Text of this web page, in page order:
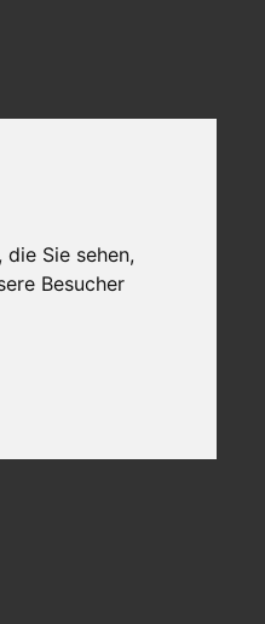
Sie sehen,
Besucher